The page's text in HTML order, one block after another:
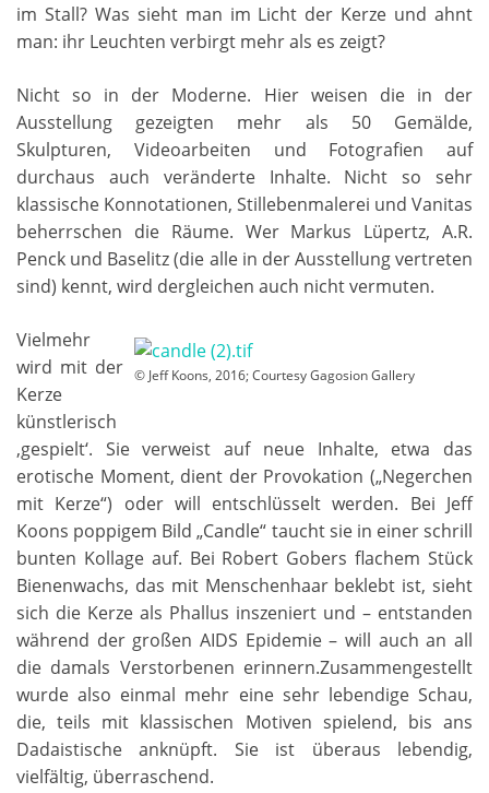
im Stall? Was sieht man im Licht der Kerze und ahnt
man: ihr Leuchten verbirgt mehr als es zeigt?
Nicht so in der Moderne. Hier weisen die in der
Ausstellung gezeigten mehr als 50 Gemälde,
Skulpturen, Videoarbeiten und Fotografien auf
durchaus auch veränderte Inhalte. Nicht so sehr
klassische Konnotationen, Stillebenmalerei und Vanitas
beherrschen die Räume. Wer Markus Lüpertz, A.R.
Penck und Baselitz (die alle in der Ausstellung vertreten
sind) kennt, wird dergleichen auch nicht vermuten.
© Jeff Koons, 2016; Courtesy Gagosion Gallery
Vielmehr
wird mit der
Kerze
künstlerisch
‚gespielt‘. Sie verweist auf neue Inhalte, etwa das
erotische Moment, dient der Provokation („Negerchen
mit Kerze“) oder will entschlüsselt werden. Bei Jeff
Koons poppigem Bild „Candle“ taucht sie in einer schrill
bunten Kollage auf. Bei Robert Gobers flachem Stück
Bienenwachs, das mit Menschenhaar beklebt ist, sieht
sich die Kerze als Phallus inszeniert und – entstanden
während der großen AIDS Epidemie – will auch an all
die damals Verstorbenen erinnern.Zusammengestellt
wurde also einmal mehr eine sehr lebendige Schau,
die, teils mit klassischen Motiven spielend, bis ans
Dadaistische anknüpft. Sie ist überaus lebendig,
vielfältig, überraschend.